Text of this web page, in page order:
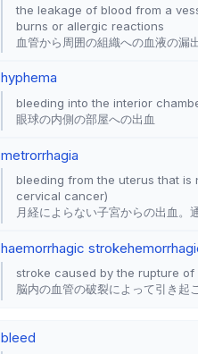
the leakage of blood from a
burns or allergic reactions
血管から周囲の組織への血液の漏
hyphema
bleeding into the interior
眼球の内側の部屋への出血
metrorrhagia
bleeding from the uterus that is
cervical cancer)
月経によらない子宮からの出血。
haemorrhagic stroke
stroke caused by the rupture
脳内の血管の破裂によって引き起
bleed